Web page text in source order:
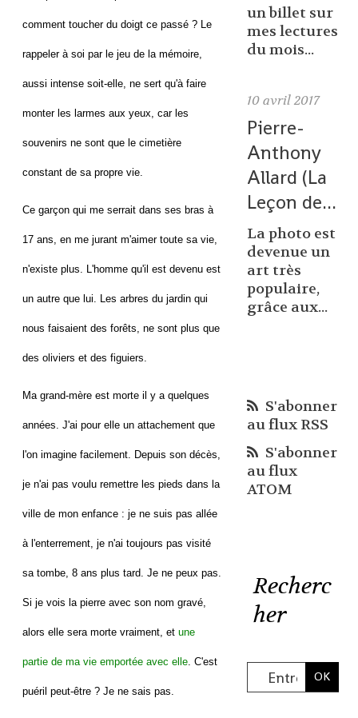
comment toucher du doigt ce passé ? Le
rappeler à soi par le jeu de la mémoire,
aussi intense soit-elle, ne sert qu'à faire
monter les larmes aux yeux, car les
souvenirs ne sont que le cimetière
constant de sa propre vie.
Ce garçon qui me serrait dans ses bras à
17 ans, en me jurant m'aimer toute sa vie,
n'existe plus. L'homme qu'il est devenu est
un autre que lui. Les arbres du jardin qui
nous faisaient des forêts, ne sont plus que
des oliviers et des figuiers.
Ma grand-mère est morte il y a quelques
années. J'ai pour elle un attachement que
l'on imagine facilement. Depuis son décès,
je n'ai pas voulu remettre les pieds dans la
ville de mon enfance : je ne suis pas allée
à l'enterrement, je n'ai toujours pas visité
sa tombe, 8 ans plus tard. Je ne peux pas.
Si je vois la pierre avec son nom gravé,
alors elle sera morte vraiment, et une
partie de ma vie emportée avec elle. C'est
puéril peut-être ? Je ne sais pas.
un billet sur
mes lectures
du mois...
10 avril 2017
Pierre-
Anthony
Allard (La
Leçon de...
La photo est
devenue un
art très
populaire,
grâce aux...
S'abonner
au flux RSS
S'abonner
au flux
ATOM
Recherc
her